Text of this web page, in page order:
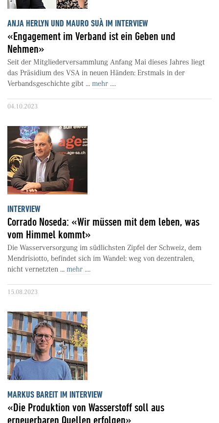
ANJA HERLYN UND MAURO SUÀ IM INTERVIEW
«Engagement im Verband ist ein Geben und
Nehmen»
Seit der Mitgliederversammlung Anfang Mai dieses Jahres liegt
das Präsidium des VSA in neuen Händen: Erstmals in der
Verbandsgeschichte gibt ... mehr ....
04.10.2023
INTERVIEW
Corrado Noseda: «Wir müssen mit dem leben, was
vom Himmel kommt»
Die Wasserversorgung im südlichsten Zipfel der Schweiz, dem
Mendrisiotto, befindet sich im Wandel: weg von dezentralen,
nicht vernetzten ... mehr ....
15.08.2023
MARKUS BAREIT IM INTERVIEW
«Die Produktion von Wasserstoff soll aus
erneuerbaren Quellen erfolgen»